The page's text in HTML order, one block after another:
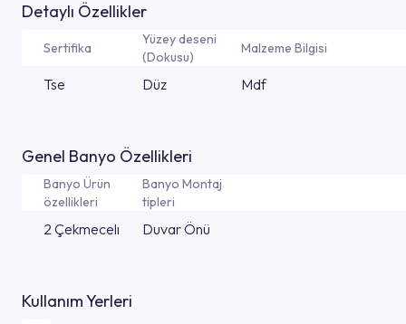
Detaylı Özellikler
Sertifika
Yüzey deseni
(Dokusu)
Malzeme Bilgisi
Tse Düz Mdf
Genel Banyo Özellikleri
Banyo Ürün
özellikleri
Banyo Montaj
tipleri
2 Çekmecelı Duvar Önü
Kullanım Yerleri